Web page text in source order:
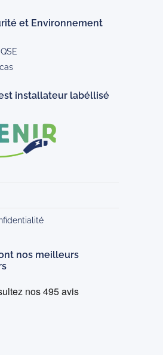
et Environnement
installateur labéllisé
nos meilleurs